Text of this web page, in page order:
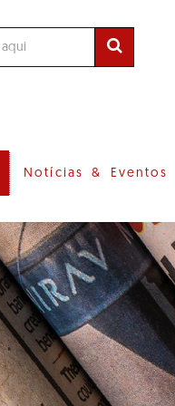
Notícias & Eventos